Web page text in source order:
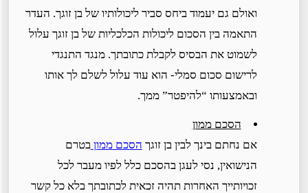
ואולם גם יעמוד ביחס סביר ליכולותיו של בן זוגך. העדר
התאמה בין הסכום ליכולות הכלכליות של בן זוגך עלול
לשמוט את הבסיס לקבלת כתובתך. מנגד התנגדי
לרישום סכום סמלי- הוא עוד עלול לשלם לך אותו
ובאמצעותו “להיפטר” ממך.
הסכם ממון
אם נחתם בינך לבין בן זוגךהסכם ממון בטרם
הנישואין, נסי לעגן בהסכם כלל לפיו מעבר לכל
זכויותייך האחרות תהיה זכאית לכתובתך בלא כל קשר